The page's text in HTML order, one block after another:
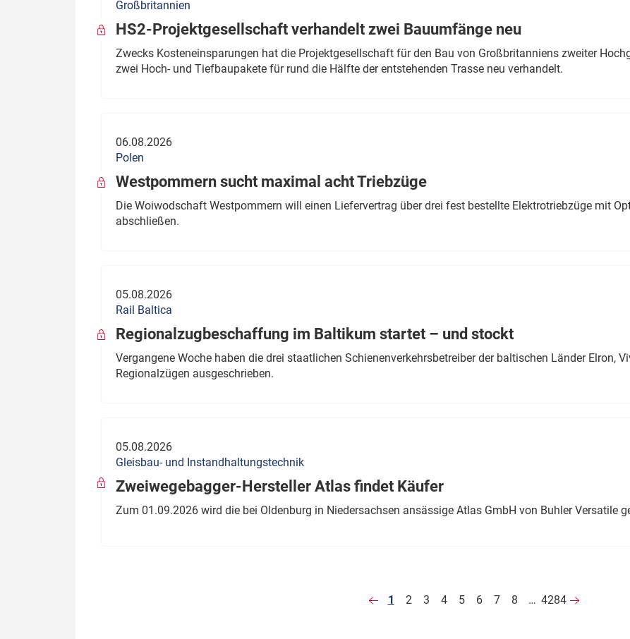
Großbritannien
HS2-Projektgesellschaft verhandelt zwei Bauumfänge neu
Zwecks Kosteneinsparungen hat die Projektgesellschaft für den Bau von Großbritanniens zweiter
zwei Hoch- und Tiefbaupakete für rund die Hälfte der entstehenden Trasse neu verhandelt.
06.08.2026
Polen
Westpommern sucht maximal acht Triebzüge
Die Woiwodschaft Westpommern will einen Liefervertrag über drei fest bestellte Elektrotriebzüge mit
abschließen.
05.08.2026
Rail Baltica
Regionalzugbeschaffung im Baltikum startet – und stockt
Vergangene Woche haben die drei staatlichen Schienenverkehrsbetreiber der baltischen Länder Elron,
Regionalzügen ausgeschrieben.
05.08.2026
Gleisbau- und Instandhaltungstechnik
Zweiwegebagger-Hersteller Atlas findet Käufer
Zum 01.09.2026 wird die bei Oldenburg in Niedersachsen ansässige Atlas GmbH von Buhler Versatile
1 2 3 4 5 6 7 8 … 4284